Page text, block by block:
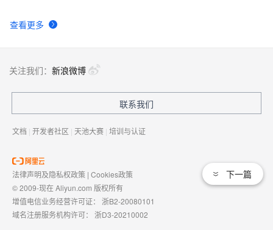
查看更多
下一篇
关注我们： 新浪微博
联系我们
文档 | 开发者社区 | 天池大赛 | 培训与认证
法律声明及隐私权政策 | Cookies政策
© 2009-现在 Aliyun.com 版权所有
增值电信业务经营许可证： 浙B2-20080101
域名注册服务机构许可： 浙D3-20210002